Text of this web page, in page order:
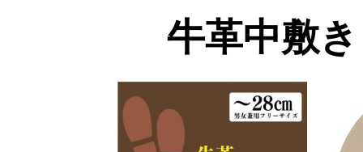
牛革中敷